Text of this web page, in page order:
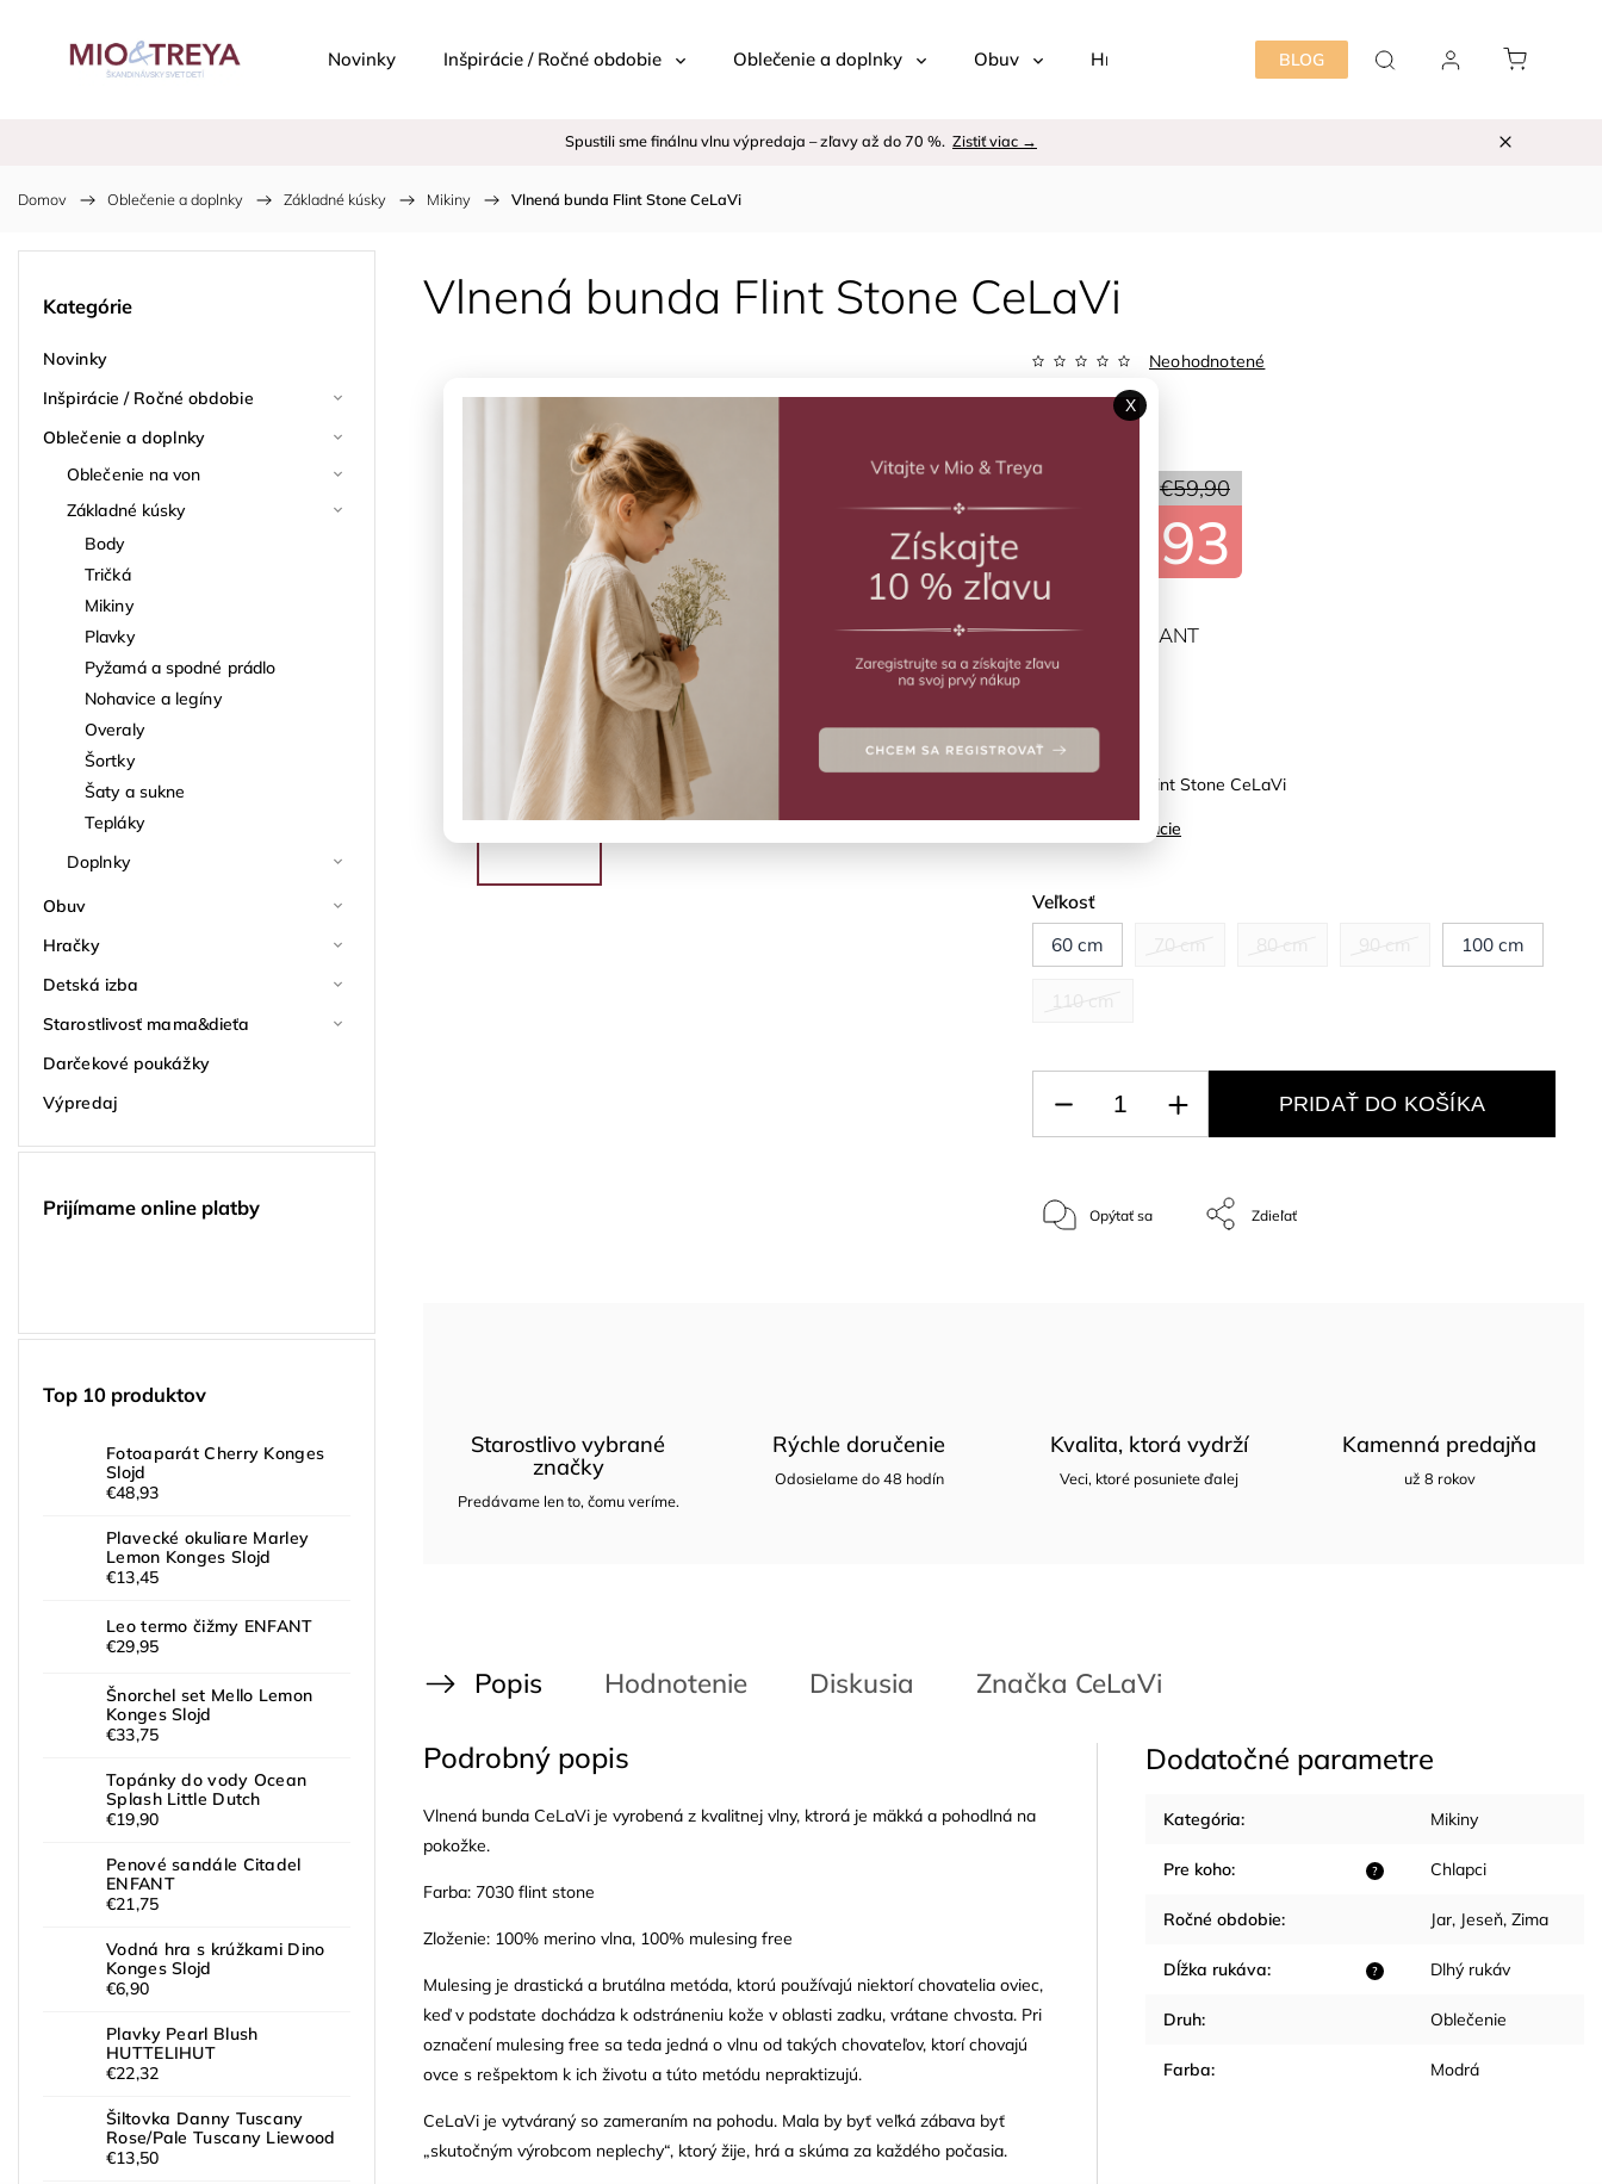
BLOG
Novinky Inšpirácie / Ročné obdobie Oblečenie a doplnky Obuv Hračky Detská izba Starostlivosť
Spustili sme finálnu vlnu výpredaja – zľavy až do 70 %. Zistiť viac →
Domov / Oblečenie a doplnky / Základné kúsky / Mikiny / Vlnená bunda Flint Stone CeLaVi
Kategórie
Novinky
Inšpirácie / Ročné obdobie
Oblečenie a doplnky
Oblečenie na von
Základné kúsky
Body
Tričká
Mikiny
Plavky
Pyžamá a spodné prádlo
Nohavice a legíny
Overaly
Šortky
Šaty a sukne
Tepláky
Doplnky
Obuv
Hračky
Detská izba
Starostlivosť mama&dieťa
Darčekové poukážky
Výpredaj
Prijímame online platby
Top 10 produktov
Fotoaparát Cherry Konges
Slojd
€48,93
Plavecké okuliare Marley
Lemon Konges Slojd
€13,45
Leo termo čižmy ENFANT
€29,95
Šnorchel set Mello Lemon
Konges Slojd
€33,75
Topánky do vody Ocean
Splash Little Dutch
€19,90
Penové sandále Citadel
ENFANT
€21,75
Vodná hra s krúžkami Dino
Konges Slojd
€6,90
Plavky Pearl Blush
HUTTELIHUT
€22,32
Šiltovka Danny Tuscany
Rose/Pale Tuscany Liewood
€13,50
Vlnená bunda Flint Stone CeLaVi
Neohodnotené
€59,90
€41,93
Kód: Zvoľte variant
Vlnená bunda Flint Stone CeLaVi
Detailné informácie
Veľkosť
60 cm
100 cm
ZVOĽTE VARIANT
PRIDAŤ DO KOŠÍKA
Opýtať sa Zdieľať
Starostlivo vybrané
značky
Predávame len to, čomu veríme.
Rýchle doručenie
Odosielame do 48 hodín
Kvalita, ktorá vydrží
Veci, ktoré posuniete ďalej
Kamenná predajňa
už 8 rokov
Popis Hodnotenie Diskusia Značka CeLaVi
Podrobný popis
Vlnená bunda CeLaVi je vyrobená z kvalitnej vlny, ktrorá je mäkká a pohodlná na
pokožke.
Farba: 7030 flint stone
Zloženie: 100% merino vlna, 100% mulesing free
Mulesing je drastická a brutálna metóda, ktorú používajú niektorí chovatelia oviec,
keď v podstate dochádza k odstráneniu kože v oblasti zadku, vrátane chvosta. Pri
označení mulesing free sa teda jedná o vlnu od takých chovateľov, ktorí chovajú
ovce s rešpektom k ich životu a túto metódu nepraktizujú.
CeLaVi je vytváraný so zameraním na pohodu. Mala by byť veľká zábava byť
„skutočným výrobcom neplechy“, ktorý žije, hrá a skúma za každého počasia.
Dodatočné parametre
Kategória: Mikiny
?
Pre koho: Chlapci
Ročné obdobie: Jar, Jeseň, Zima
?
Dĺžka rukáva: Dlhý rukáv
Druh: Oblečenie
Farba: Modrá
X